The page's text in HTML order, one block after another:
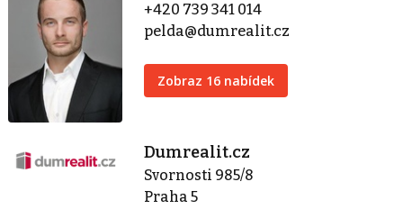
+420 739 341 014
pelda@dumrealit.cz
Zobraz 16 nabídek
Dumrealit.cz
Svornosti 985/8
Praha 5